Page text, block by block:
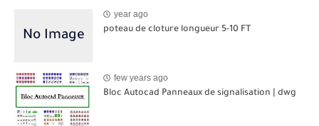
year ago
poteau de cloture longueur 5-10 FT
few years ago
Bloc Autocad Panneaux de signalisation | dwg